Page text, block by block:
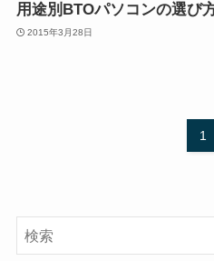
用途別BTOパソコンの選び
2015年3月28日
1